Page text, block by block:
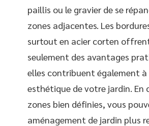
paillis ou le gravier de se
zones adjacentes. Les
surtout en acier corten
seulement des avantages
elles contribuent également à
esthétique de votre jardin. En
zones bien définies, vous
aménagement de jardin plus